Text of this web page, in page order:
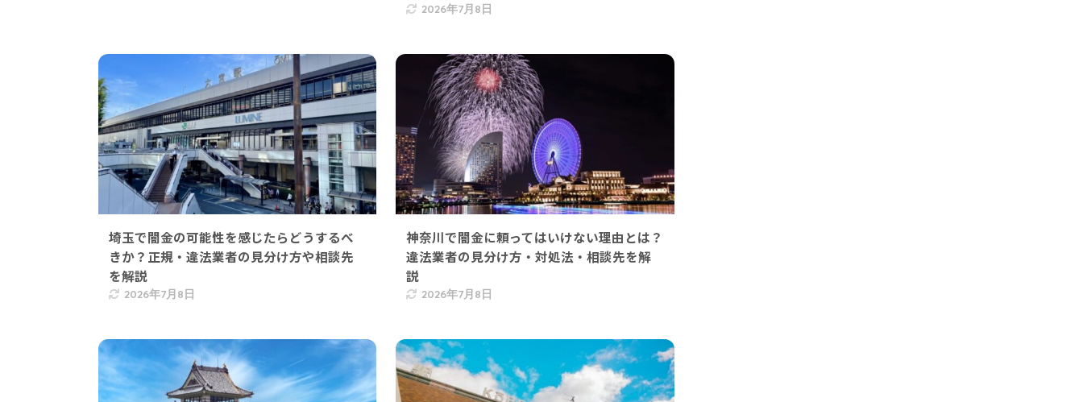
2026年7月8日
埼玉で闇金の可能性を感じたらどうするべ
きか？正規・違法業者の見分け方や相談先
を解説
2026年7月8日
神奈川で闇金に頼ってはいけない理由とは？
違法業者の見分け方・対処法・相談先を解
説
2026年7月8日